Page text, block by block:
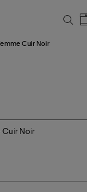
Cuir Noir
Cuir Noir